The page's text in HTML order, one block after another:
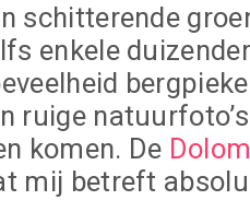
schitterende
enkele
ruige
komen. De
mij betreft